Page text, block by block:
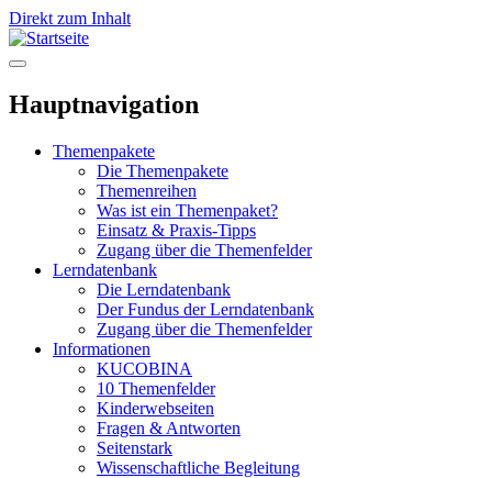
Direkt zum Inhalt
Hauptnavigation
Themenpakete
Die Themenpakete
Themenreihen
Was ist ein Themenpaket?
Einsatz & Praxis-Tipps
Zugang über die Themenfelder
Lerndatenbank
Die Lerndatenbank
Der Fundus der Lerndatenbank
Zugang über die Themenfelder
Informationen
KUCOBINA
10 Themenfelder
Kinderwebseiten
Fragen & Antworten
Seitenstark
Wissenschaftliche Begleitung